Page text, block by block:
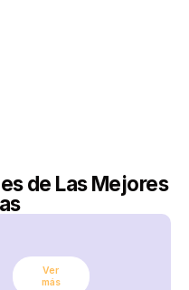
de Las Mejores
Ver
más